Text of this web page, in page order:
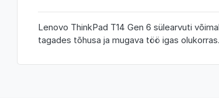
Lenovo ThinkPad T14 Gen 6 sülearvuti
tagades tõhusa ja mugava töö igas olukorras.